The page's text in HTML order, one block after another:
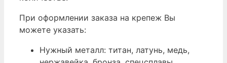
При оформлении заказа на крепеж Вы
можете указать:
Нужный металл: титан, латунь, медь,